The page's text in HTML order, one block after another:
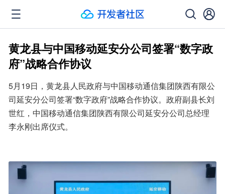
黄龙县与中国移动延安分公司签署“数字政
府”战略合作协议
5月19日，黄龙县人民政府与中国移动通信集团陕西有限公
司延安分公司签署“数字政府”战略合作协议。政府副县长刘
世红，中国移动通信集团陕西有限公司延安分公司总经理
李永刚出席仪式。